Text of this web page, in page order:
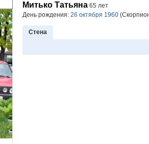
Митько Татьяна 65 лет
День рождения: 26 октября 1960
Стена